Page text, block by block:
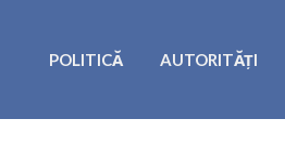
POLITICĂ AUTORITĂȚI